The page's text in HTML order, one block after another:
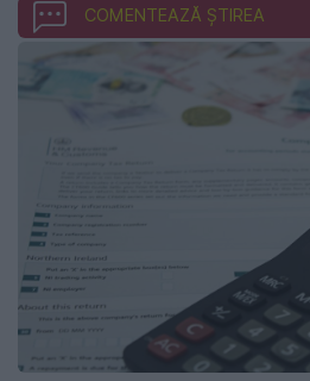
COMENTEAZĂ ȘTIREA